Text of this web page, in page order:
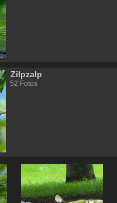
Zilpzalp
52 Fotos